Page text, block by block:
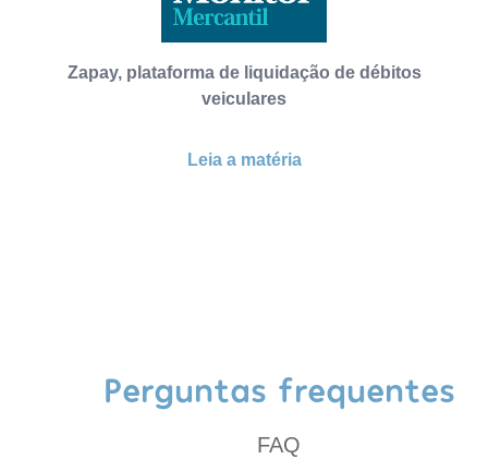
Zapay, plataforma de liquidação de débitos
veiculares
Leia a matéria
Perguntas frequentes
FAQ